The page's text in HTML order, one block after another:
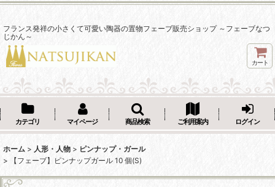
フランス発祥の小さくて可愛い陶器の置物フェーブ販売ショップ ～フェーブなつ
じかん～
カート
カテゴリ マイページ 商品検索 ご利用案内 ログイン
ホーム > 人形・人物 > ピンナップ・ガール
>
【フェーブ】ピンナップガール 10 個(S)